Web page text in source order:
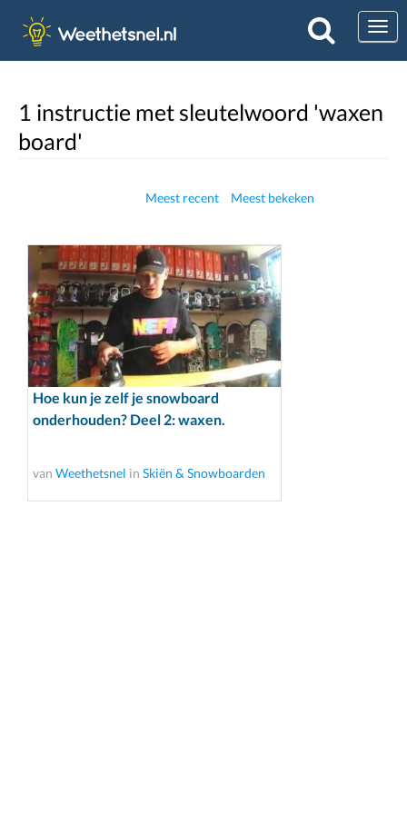
1 instructie met sleutelwoord 'waxen
board'
Meest recent Meest bekeken
Hoe kun je zelf je snowboard
onderhouden? Deel 2: waxen.
van Weethetsnel in Skiën & Snowboarden